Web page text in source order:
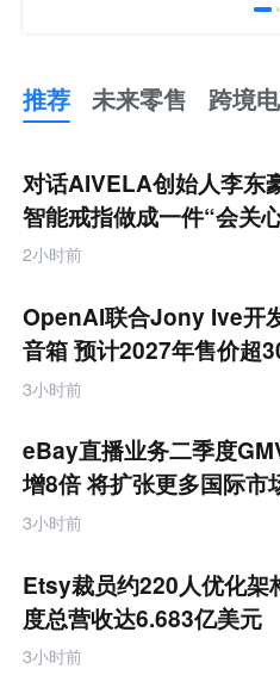
推荐 未来零售 跨境
来
零
售
跨
境
产
业
互
联
网
对话AIVELA创始人李东
智能戒指做成一件“会关
饰品
2小时前
OpenAI联合Jony Ive开
音箱 预计2027年售价超
元
3小时前
eBay直播业务二季度
增8倍 将扩张更多国际市
3小时前
Etsy裁员约220人优化架
度总营收达6.683亿美元
3小时前